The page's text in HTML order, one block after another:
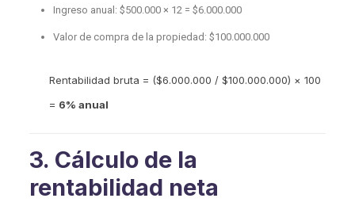
Ingreso anual: $500.000 × 12 = $6.000.000
Valor de compra de la propiedad: $100.000.000
Rentabilidad bruta = ($6.000.000 / $100.000.000) × 100
= 6% anual
3. Cálculo de la
rentabilidad neta